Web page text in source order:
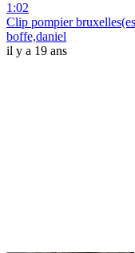
1:02
Clip pompier
boffe,daniel
il y a 19 ans